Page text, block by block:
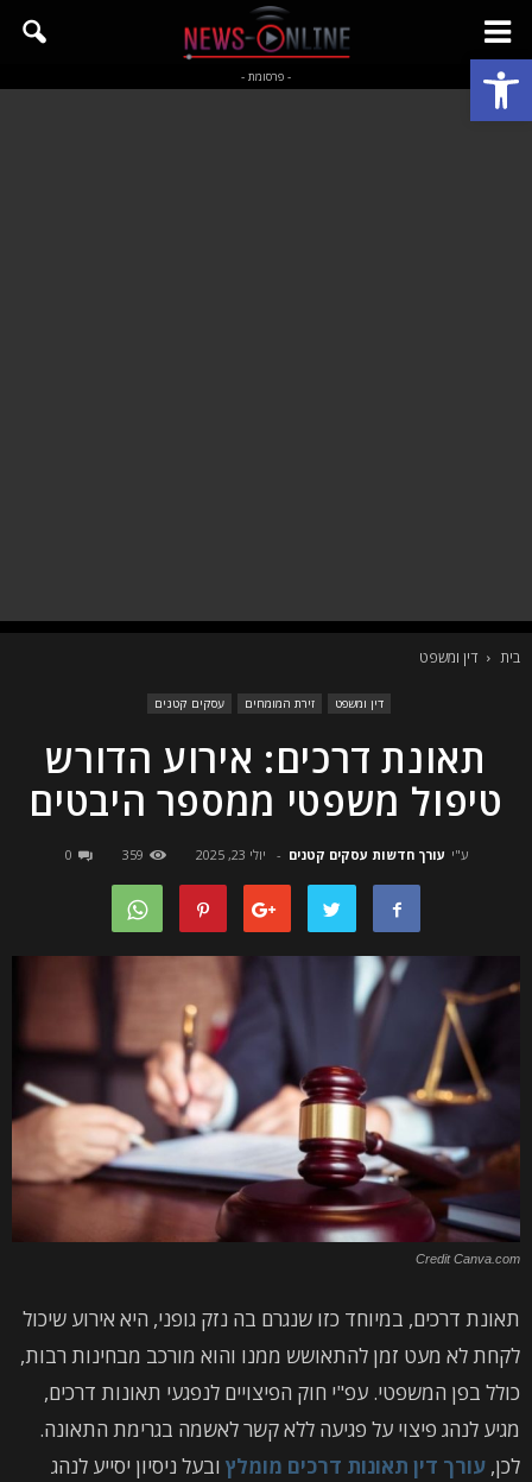
פתח סרגל נגישות - פרסומת -
בית דין ומשפט
דין ומשפט זירת המומחים עסקים קטנים
תאונת דרכים: אירוע הדורש
טיפול משפטי ממספר היבטים
ע"י עורך חדשות עסקים קטנים - יולי 23, 2025 359
0
Credit Canva.com
תאונת דרכים, במיוחד כזו שנגרם בה נזק גופני, היא אירוע שיכול
לקחת לא מעט זמן להתאושש ממנו והוא מורכב מבחינות רבות,
כולל בפן המשפטי. עפ"י חוק הפיצויים לנפגעי תאונות דרכים,
מגיע לנהג פיצוי על פגיעה ללא קשר לאשמה בגרימת התאונה.
לכן, עורך דין תאונות דרכים מומלץ ובעל ניסיון יסייע לנהג